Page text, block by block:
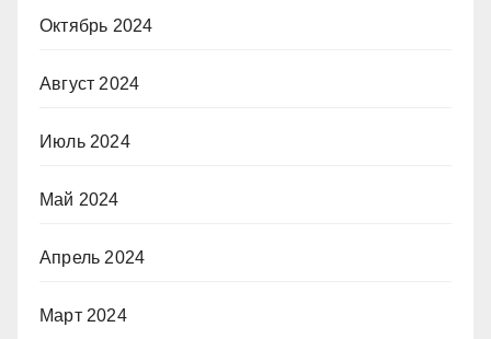
Октябрь 2024
Август 2024
Июль 2024
Май 2024
Апрель 2024
Март 2024